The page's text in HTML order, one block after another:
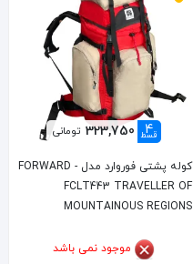
4
قسط 323,750 تومانی
کوله پشتی فوروارد مدل FORWARD -
FCLT443 TRAVELLER OF
MOUNTAINOUS REGIONS
موجود نمی باشد